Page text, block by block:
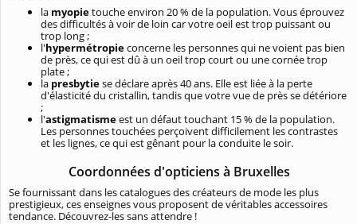
la myopietouche environ 20 % de la population. Vous éprouvez
des difficultés à voir de loin car votre oeil est trop puissant ou
trop long ;
l'hypermétropieconcerne les personnes qui ne voient pas bien
de près, ce qui est dû à un oeil trop court ou une cornée trop
plate ;
la presbytiese déclare après 40 ans. Elle est liée à la perte
d'élasticité du cristallin, tandis que votre vue de près se détériore
;
l'astigmatismeest un défaut touchant 15 % de la population.
Les personnes touchées perçoivent difficilement les contrastes
et les lignes, ce qui est gênant pour la conduite le soir.
Coordonnées d'opticiens à Bruxelles
Se fournissant dans les catalogues des créateurs de mode les plus
prestigieux, ces enseignes vous proposent de véritables accessoires
tendance. Découvrez-les sans attendre !